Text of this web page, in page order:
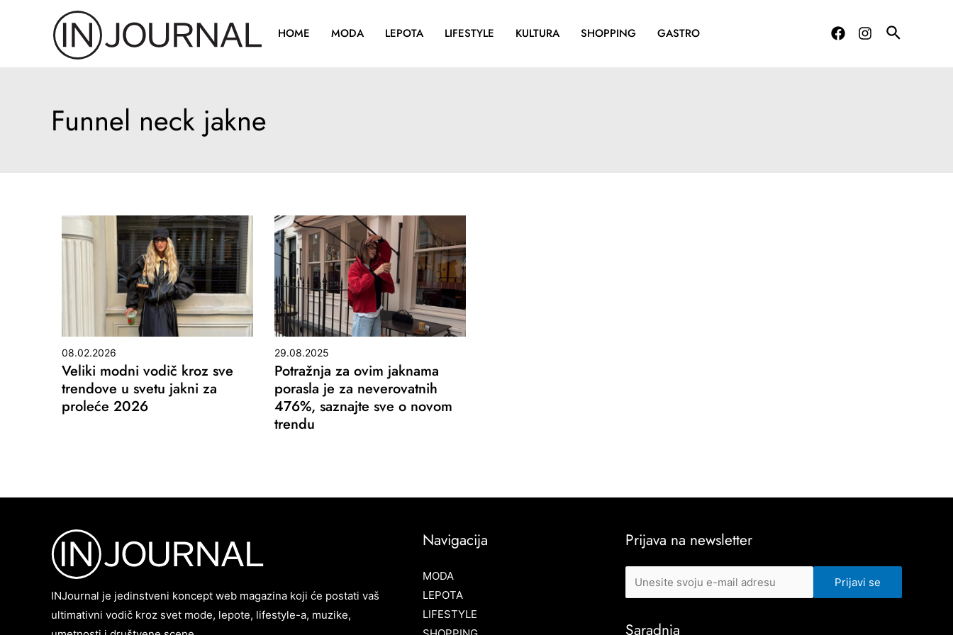
HOME MODA LEPOTA LIFESTYLE KULTURA SHOPPING GASTRO
Funnel neck jakne
08.02.2026
Veliki modni vodič kroz sve
trendove u svetu jakni za
proleće 2026
29.08.2025
Potražnja za ovim jaknama
porasla je za neverovatnih
476%, saznajte sve o novom
trendu
INJournal je jedinstveni koncept web magazina koji će postati vaš
ultimativni vodič kroz svet mode, lepote, lifestyle-a, muzike,
Navigacija
MODA
LEPOTA
LIFESTYLE
Prijava na newsletter
Saradnja